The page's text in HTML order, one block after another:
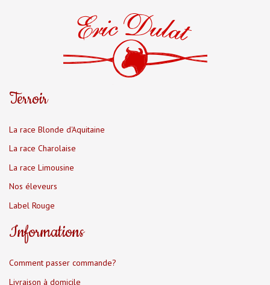
Terroir
La race Blonde d'Aquitaine
La race Charolaise
La race Limousine
Nos éleveurs
Label Rouge
Informations
Comment passer commande?
Livraison à domicile